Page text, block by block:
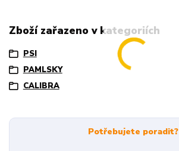
Zboží zařazeno v kategoriích
PSI
PAMLSKY
CALIBRA
Potřebujete poradit?